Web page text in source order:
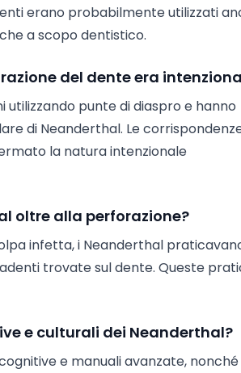
erano probabilmente utilizzati
a scopo dentistico.
del dente era
punte di diaspro e hanno
di Neanderthal. Le
la natura intenzionale
oltre alla perforazione?
infetta, i Neanderthal
trovate sul dente. Queste
e culturali dei Neanderthal?
e manuali avanzate, nonché